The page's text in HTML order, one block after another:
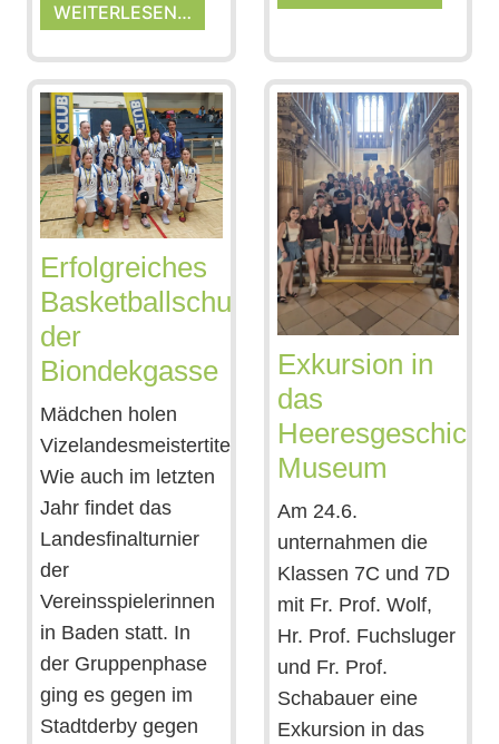
WEITERLESEN…
Erfolgreiches
Basketballschuljahr
der
Biondekgasse
Mädchen holen
Vizelandesmeistertitel
Wie auch im letzten
Jahr findet das
Landesfinalturnier
der
Vereinsspielerinnen
in Baden statt. In
der Gruppenphase
ging es gegen im
Stadtderby gegen
Exkursion in
das
Museum
Am 24.6.
unternahmen die
Klassen 7C und 7D
mit Fr. Prof. Wolf,
Hr. Prof. Fuchsluger
und Fr. Prof.
Schabauer eine
Exkursion in das